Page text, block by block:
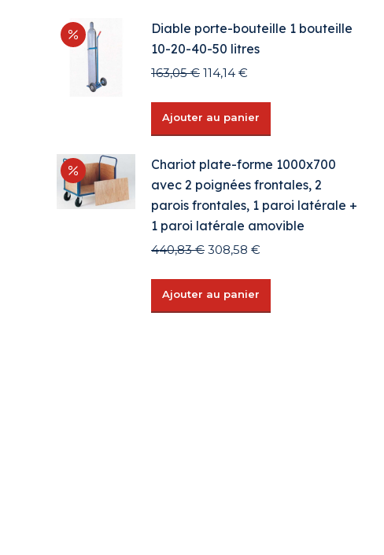
Diable porte-bouteille 1 bouteille
10-20-40-50 litres
163,05€ Le
était :
114,14 €
est :
Ajouter au panier
Chariot plate-forme 1000x700
avec 2 poignées frontales, 2
parois frontales, 1 paroi latérale +
1 paroi latérale amovible
440,83€ Le
était :
308,58 €
est :
Ajouter au panier